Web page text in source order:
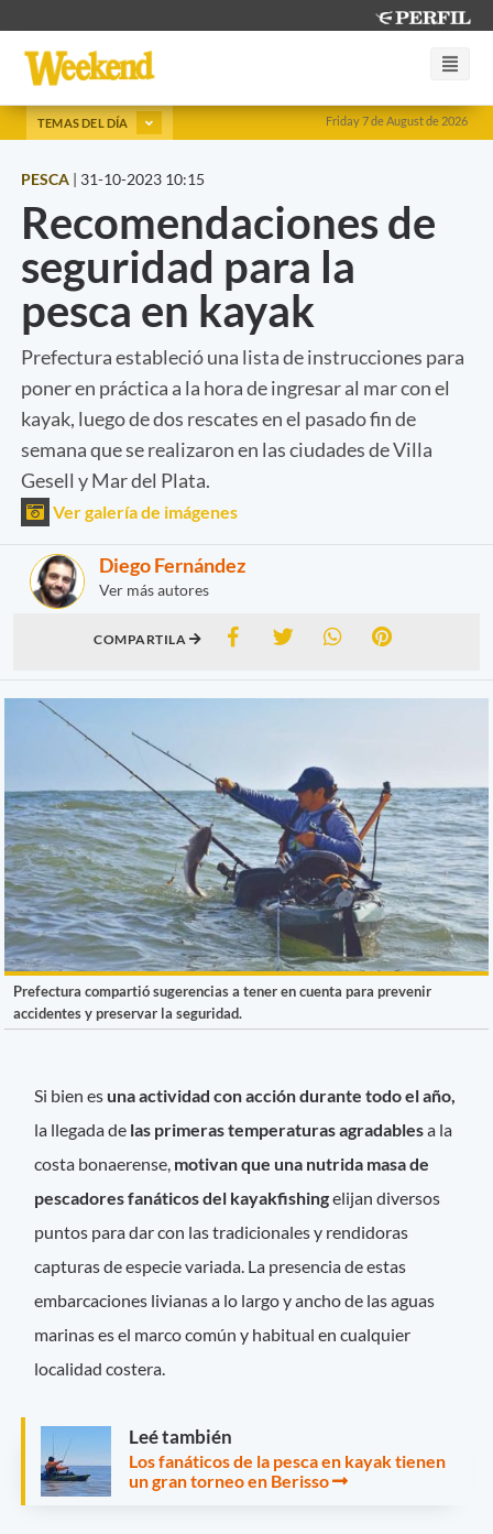
Friday 7 de August de 2026
TEMAS DEL DÍA
PESCA | 31-10-2023 10:15
Recomendaciones de
seguridad para la
pesca en kayak
Prefectura estableció una lista de instrucciones para
poner en práctica a la hora de ingresar al mar con el
kayak, luego de dos rescates en el pasado fin de
semana que se realizaron en las ciudades de Villa
Gesell y Mar del Plata.
Ver galería de imágenes
Diego Fernández
Ver más autores
COMPARTILA
Prefectura compartió sugerencias a tener en cuenta para prevenir
accidentes y preservar la seguridad.
Si bien es una actividad con acción durante todo el año,
la llegada de las primeras temperaturas agradablesa la
costa bonaerense, motivan que una nutrida masa de
pescadores fanáticos del kayakfishingelijan diversos
puntos para dar con las tradicionales y rendidoras
capturas de especie variada. La presencia de estas
embarcaciones livianas a lo largo y ancho de las aguas
marinas es el marco común y habitual en cualquier
localidad costera.
Leé también
Los fanáticos de la pesca en kayak tienen
un gran torneo en Berisso